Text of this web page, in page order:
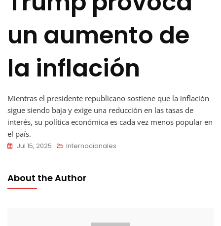
un aumento de
la inflación
Mientras el presidente republicano sostiene que la inflación
sigue siendo baja y exige una reducción en las tasas de
interés, su política económica es cada vez menos popular en
el país.
Jul 15, 2025 Internacionales
About the Author